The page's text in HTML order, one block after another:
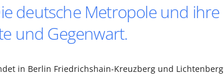
deutsche Metropole und ihre
und Gegenwart.
in Berlin Friedrichshain-Kreuzberg und Lichtenberg